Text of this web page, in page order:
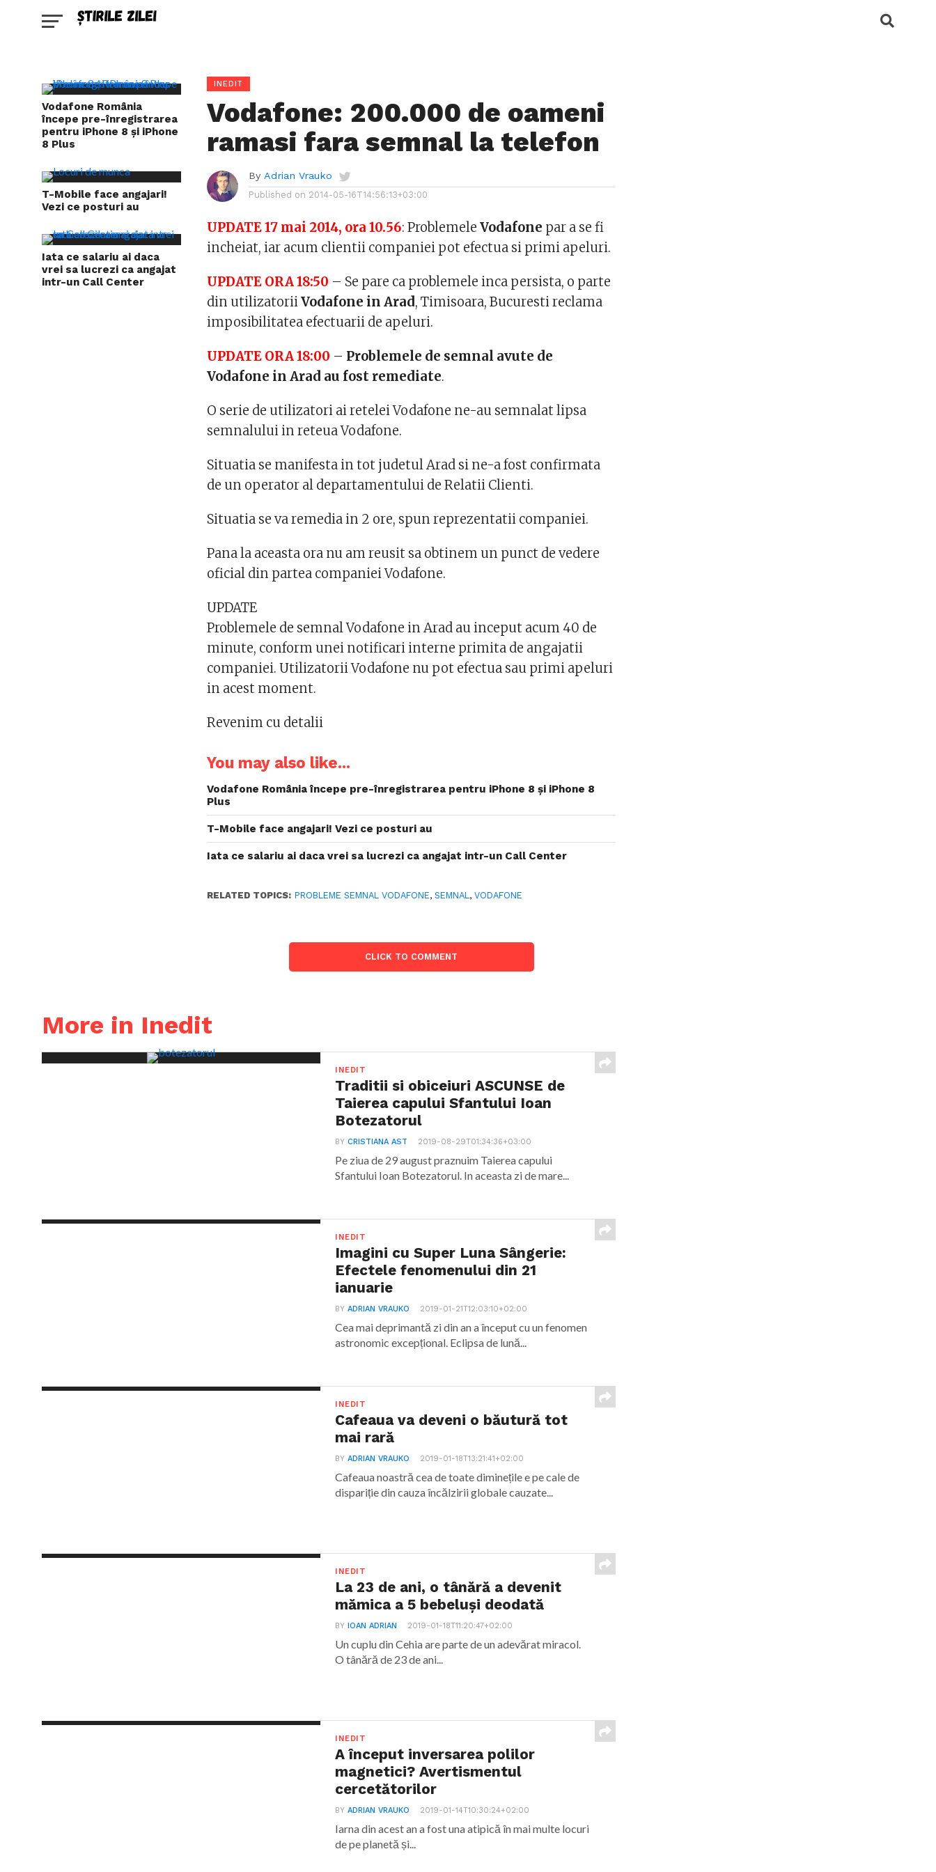
Vodafone România
începe pre-înregistrarea
pentru iPhone 8 și iPhone
8 Plus
T-Mobile face angajari!
Vezi ce posturi au
Iata ce salariu ai daca
vrei sa lucrezi ca angajat
intr-un Call Center
INEDIT
Vodafone: 200.000 de oameni
ramasi fara semnal la telefon
By Adrian Vrauko
Published on 2014-05-16T14:56:13+03:00
UPDATE 17 mai 2014, ora 10.56: ProblemeleVodafone par a se fi
incheiat, iar acum clientii companiei pot efectua si primi apeluri.
UPDATE ORA 18:50 – Se pare ca problemele inca persista, o parte
din utilizatoriiVodafone in Arad, Timisoara, Bucuresti reclama
imposibilitatea efectuarii de apeluri.
UPDATE ORA 18:00 – Problemele de semnal avute de
Vodafone in Arad au fost remediate.
O serie de utilizatori ai retelei Vodafone ne-au semnalat lipsa
semnalului in reteua Vodafone.
Situatia se manifesta in tot judetul Arad si ne-a fost confirmata
de un operator al departamentului de Relatii Clienti.
Situatia se va remedia in 2 ore, spun reprezentatii companiei.
Pana la aceasta ora nu am reusit sa obtinem un punct de vedere
oficial din partea companiei Vodafone.
UPDATE
Problemele de semnal Vodafone in Arad au inceput acum 40 de
minute, conform unei notificari interne primita de angajatii
companiei. Utilizatorii Vodafone nu pot efectua sau primi apeluri
in acest moment.
Revenim cu detalii
You may also like...
Vodafone România începe pre-înregistrarea pentru iPhone 8 și iPhone 8
Plus
T-Mobile face angajari! Vezi ce posturi au
Iata ce salariu ai daca vrei sa lucrezi ca angajat intr-un Call Center
RELATED TOPICS: PROBLEME SEMNAL VODAFONE,SEMNAL,VODAFONE
CLICK TO COMMENT
More in Inedit
INEDIT
Traditii si obiceiuri ASCUNSE de
Taierea capului Sfantului Ioan
Botezatorul
BYCRISTIANA AST 2019-08-29T01:34:36+03:00
Pe ziua de 29 august praznuim Taierea capului
Sfantului Ioan Botezatorul. In aceasta zi de mare...
INEDIT
Imagini cu Super Luna Sângerie:
Efectele fenomenului din 21
ianuarie
BYADRIAN VRAUKO 2019-01-21T12:03:10+02:00
Cea mai deprimantă zi din an a început cu un fenomen
astronomic excepțional. Eclipsa de lună...
INEDIT
Cafeaua va deveni o băutură tot
mai rară
BYADRIAN VRAUKO 2019-01-18T13:21:41+02:00
Cafeaua noastră cea de toate diminețile e pe cale de
dispariție din cauza încălzirii globale cauzate...
INEDIT
La 23 de ani, o tânără a devenit
mămica a 5 bebeluși deodată
BYIOAN ADRIAN 2019-01-18T11:20:47+02:00
Un cuplu din Cehia are parte de un adevărat miracol.
O tânără de 23 de ani...
INEDIT
A început inversarea polilor
magnetici? Avertismentul
cercetătorilor
BYADRIAN VRAUKO 2019-01-14T10:30:24+02:00
Iarna din acest an a fost una atipică în mai multe locuri
de pe planetă și...